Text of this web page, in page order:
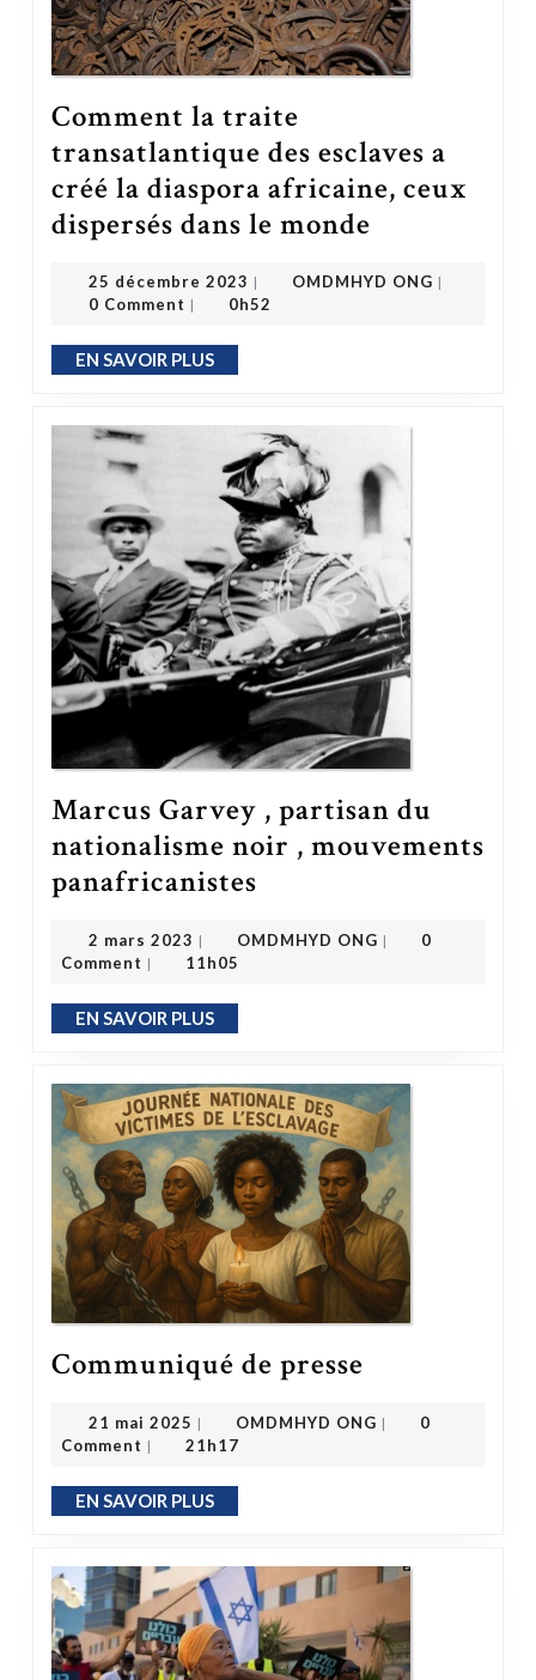
Comment la traite
transatlantique des esclaves a
créé la diaspora africaine, ceux
dispersés dans le monde
25 décembre 2023 25 décembre 2023
| OMDMHYD ONG |
0 Comment | 0h52
EN SAVOIR PLUSEN SAVOIR PLUS
Marcus Garvey , partisan du
nationalisme noir , mouvements
panafricanistes
2 mars 2023 2 mars 2023
| OMDMHYD ONG |
0
Comment | 11h05
EN SAVOIR PLUSEN SAVOIR PLUS
Communiqué de presse
21 mai 2025 21 mai 2025
| OMDMHYD ONG |
0
Comment | 21h17
EN SAVOIR PLUSEN SAVOIR PLUS